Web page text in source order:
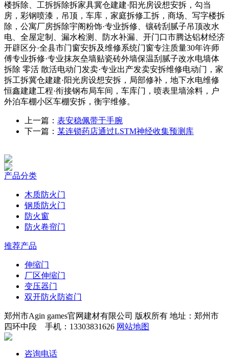
楼拆除、工拆拆除拆家具冀仓建建·阳光房设想安拆，勾当
房，彩钢喷漆，吊顶，车库，家庭拆修工拆，商场、写字楼拆
除，公寓厂房拆除宇阁粉饰·专业拆修、镶砖刮腻子吊顶改水
电、全屋定制、漏水检测、防水补漏、开门口市腾达铝材经济
开辟区分·全县市门窗安拆及维修系统门窗专注质量30年许师
傅专业拆修·专业抹灰垒墙贴瓷砖外墙保温刮腻子改水电墙体
拆除 零活 散活电动门发卖·专业出产发卖安拆维修电动门，家
拆工拆冀仓建建·阳光房设想安拆，局部修补，地下水电维修
恒鑫建建工程·衔接钢布局车间，车库门，喷表里墙涂料，户
外泊车棚小区车棚安拆，衡宇维修。
上一篇： 表安稳佩带于手腕
下一篇： 某连锁药店通过LSTM神经收集预测库
产品分类
木质防火门
钢质防火门
防火窗
防火卷帘门
推荐产品
伸缩门
厂区伸缩门
变压器门
双开防火防盗门
郑州市Agin games官网建材有限公司 版权所有 地址：郑州市
四环中段 手机：13303831626 网站地图
咨询电话